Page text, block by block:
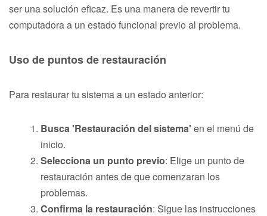
ser una solución eficaz. Es una manera de revertir tu
computadora a un estado funcional previo al problema.
Uso de puntos de restauración
Para restaurar tu sistema a un estado anterior:
Busca 'Restauración del sistema' en el menú de
inicio.
Selecciona un punto previo: Elige un punto de
restauración antes de que comenzaran los
problemas.
Confirma la restauración: Sigue las instrucciones